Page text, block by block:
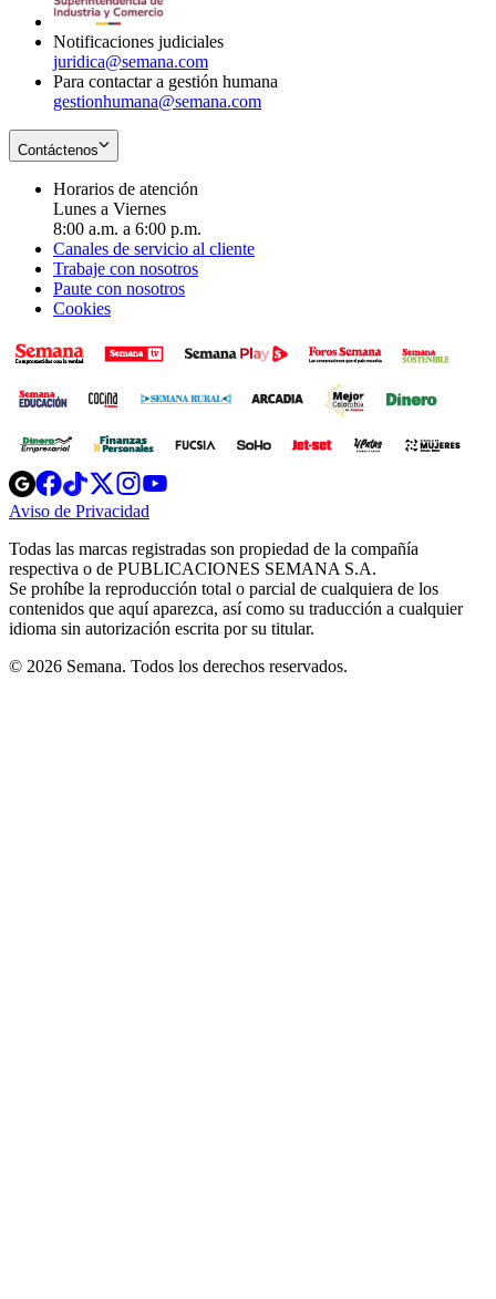
Notificaciones judiciales
juridica@semana.com
Para contactar a gestión humana
gestionhumana@semana.com
Contáctenos
Horarios de atención
Lunes a Viernes
8:00 a.m. a 6:00 p.m.
Canales de servicio al cliente
Trabaje con nosotros
Paute con nosotros
Cookies
Opens
in
new
Opens
in
new
Opens
in
new
window
Opens
new
windowwindow
Aviso de Privacidad
new
window
Todas las marcas registradas son propiedad de la compañía
respectiva o de PUBLICACIONES SEMANA S.A.
Se prohíbe la reproducción total o parcial de cualquiera de los
contenidos que aquí aparezca, así como su traducción a cualquier
idioma sin autorización escrita por su titular.
© 2026 Semana. Todos los derechos reservados.